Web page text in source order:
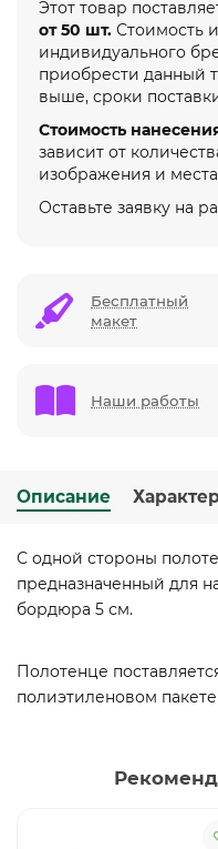
Этот товар
от 50 шт. Стоимость
индивидуального
приобрести данный
выше, сроки
Стоимость
зависит от
изображения и
Оставьте заявку на
Бесплатный
макет
Наши работы
Описание
С одной стороны
предназначенный для
бордюра 5 см.
Полотенце
полиэтиленовом